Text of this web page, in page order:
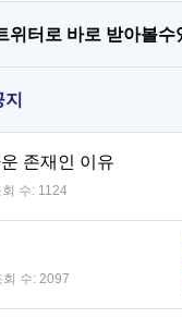
위터로 바로 받아볼수
존재인 이유
회 수: 1124
회 수: 2097